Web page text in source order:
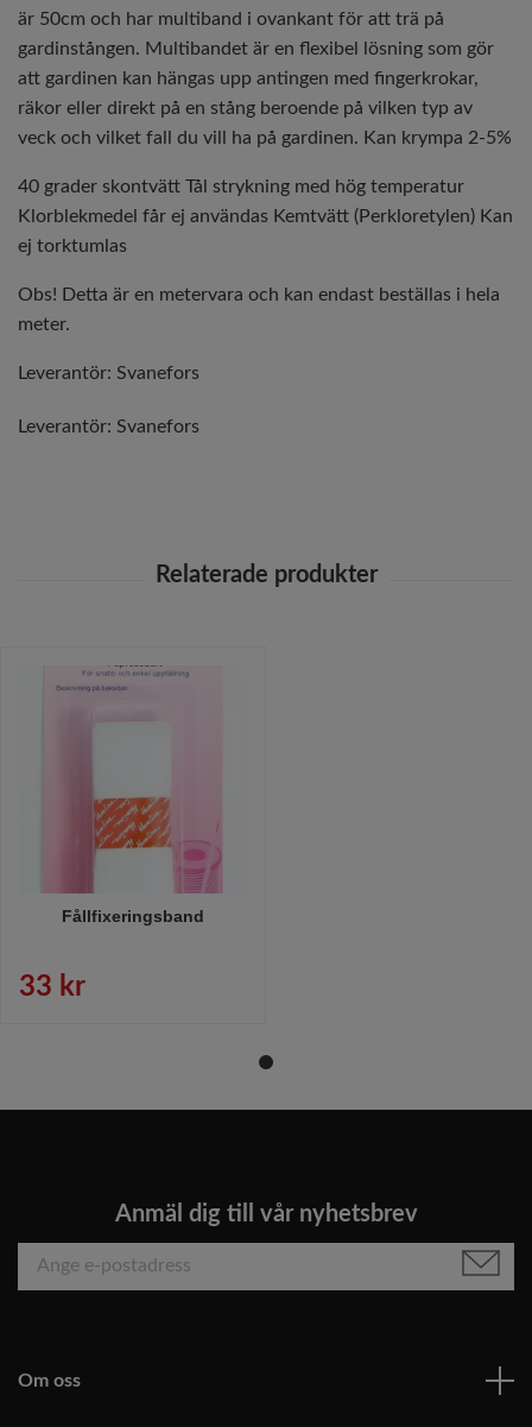
är 50cm och har multiband i ovankant för att trä på
gardinstången. Multibandet är en flexibel lösning som gör
att gardinen kan hängas upp antingen med fingerkrokar,
räkor eller direkt på en stång beroende på vilken typ av
veck och vilket fall du vill ha på gardinen. Kan krympa 2-5%
40 grader skontvätt Tål strykning med hög temperatur
Klorblekmedel får ej användas Kemtvätt (Perkloretylen) Kan
ej torktumlas
Obs! Detta är en metervara och kan endast beställas i hela
meter.
Leverantör: Svanefors
Leverantör: Svanefors
Fållfixeringsband
33 kr
Anmäl dig till vår nyhetsbrev
Om oss